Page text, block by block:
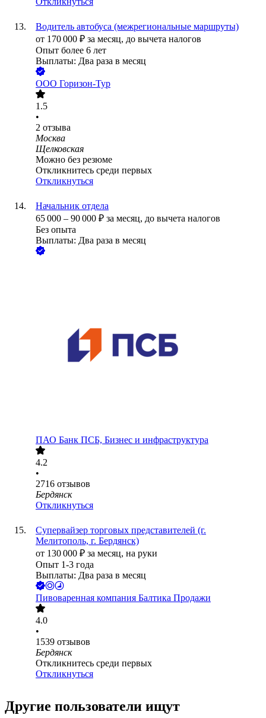
Водитель автобуса (межрегиональные маршруты)
от 170 000 ₽ за месяц, до вычета налогов
Опыт более 6 лет
Выплаты: Два раза в месяц
ООО Горизон-Тур
1.5
•
2 отзыва
Москва
Щелковская
Можно без резюме
Откликнитесь среди первых
Откликнуться
Начальник отдела
65 000 – 90 000 ₽ за месяц, до вычета налогов
Без опыта
Выплаты: Два раза в месяц
ПАО Банк ПСБ, Бизнес и инфраструктура
4.2
•
2716 отзывов
Бердянск
Откликнуться
Супервайзер торговых представителей (г.
Мелитополь, г. Бердянск)
от 130 000 ₽ за месяц, на руки
Опыт 1-3 года
Выплаты: Два раза в месяц
Пивоваренная компания Балтика Продажи
4.0
•
1539 отзывов
Бердянск
Откликнитесь среди первых
Откликнуться
Другие пользователи ищут